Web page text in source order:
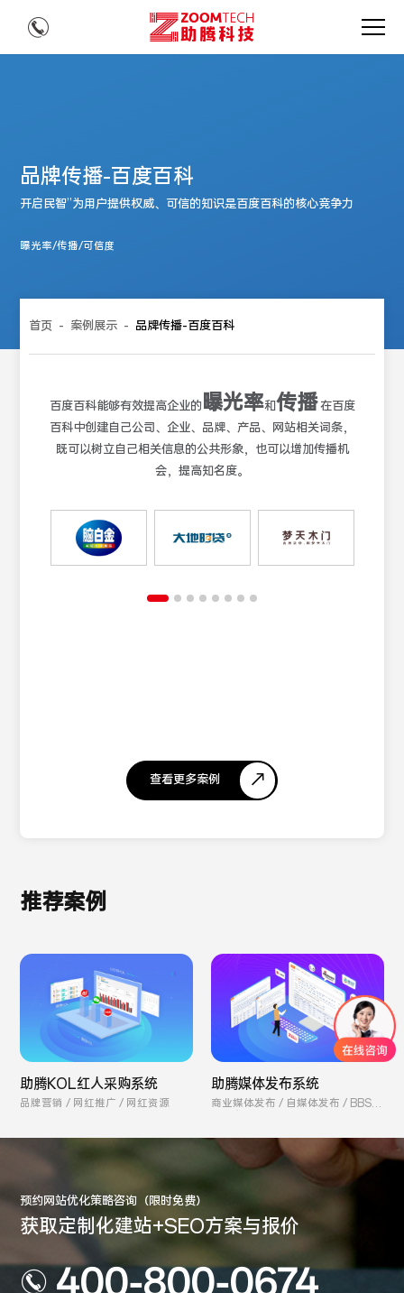
品牌传播-百度百科
开启民智”为用户提供权威、可信的知识是百度百科的核心竞争力
曝光率/传播/可信度
首页 - 案例展示 - 品牌传播-百度百科
百度百科能够有效提高企业的曝光率和传播在百度
百科中创建自己公司、企业、品牌、产品、网站相关词条，
既可以树立自己相关信息的公共形象，也可以增加传播机
会，提高知名度。
查看更多案例
推荐案例
助腾KOL红人采购系统
品牌营销 / 网红推广 / 网红资源
助腾媒体发布系统
商业媒体发布 / 自媒体发布 / BBS论
预约网站优化策略咨询（限时免费）
获取定制化建站+SEO方案与报价
400-800-0674